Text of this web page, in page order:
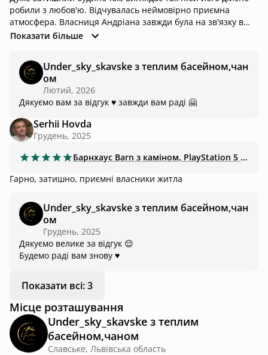
робили з любов'ю. Відчувалась неймовірно приємна
атмосфера. Власниця Андріана завжди була на зв'язку в
разі потреби. Також у будинку візуально було гарно все.
детально пояснив, що і як робити. Ще повернемось з
великим задоволенням
Показати більше
Under_sky_skavske з теплим басейном,чан
ом
Лютий, 2026
Дякуємо вам за відгук ♥️ завжди вам раді 🤗
Serhii Hovda
Грудень, 2025
Барнхаус Barn з каміном, PlayStation 5 та сіткою🏔️
Гарно, затишно, приємні власники житла
Under_sky_skavske з теплим басейном,чан
ом
Грудень, 2025
Дякуємо велике за відгук 😌
Будемо раді вам знову ♥️
Показати всі: 3
Місце розташування
Under_sky_skavske з теплим
басейном,чаном
Славське, Львівська область